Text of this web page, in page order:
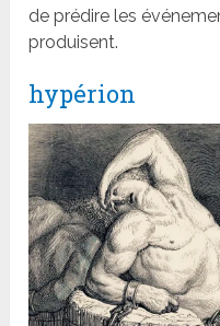
de prédire les
produisent.
hypérion